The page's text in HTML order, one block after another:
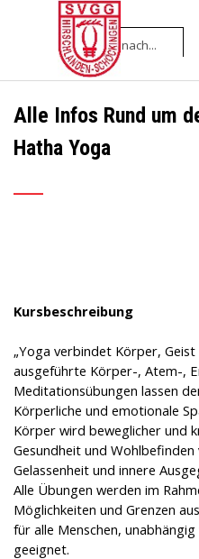
Direkt zum Seiteninhalt
Menü überspringen
Alle Infos Rund um
Hatha Yoga
Kursbeschreibung
„Yoga verbindet Körper, Geist
ausgeführte Körper-, Atem-,
Meditationsübungen lassen
Körperliche und emotionale
Körper wird beweglicher und
Gesundheit und Wohlbefinden
Gelassenheit und innere
Alle Übungen werden im
Möglichkeiten und Grenzen
für alle Menschen,
geeignet.